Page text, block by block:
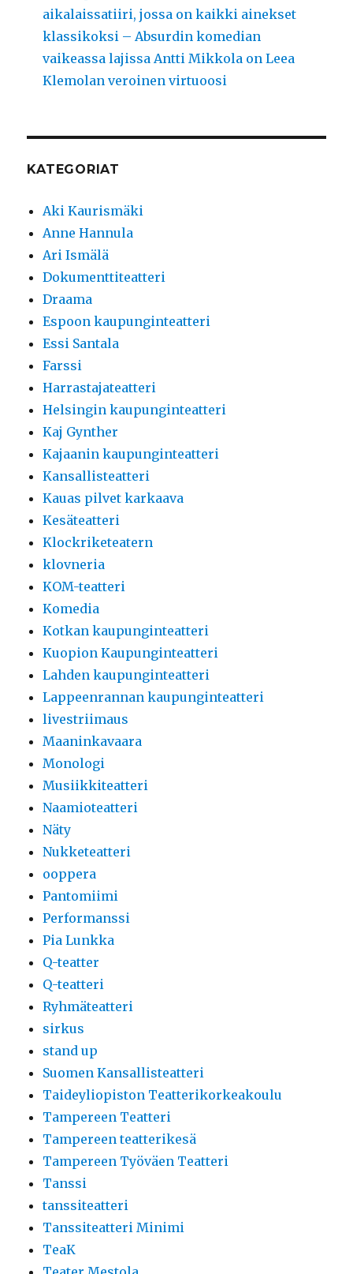
aikalaissatiiri, jossa on kaikki ainekset
klassikoksi – Absurdin komedian
vaikeassa lajissa Antti Mikkola on Leea
Klemolan veroinen virtuoosi
KATEGORIAT
Aki Kaurismäki
Anne Hannula
Ari Ismälä
Dokumenttiteatteri
Draama
Espoon kaupunginteatteri
Essi Santala
Farssi
Harrastajateatteri
Helsingin kaupunginteatteri
Kaj Gynther
Kajaanin kaupunginteatteri
Kansallisteatteri
Kauas pilvet karkaava
Kesäteatteri
Klockriketeatern
klovneria
KOM-teatteri
Komedia
Kotkan kaupunginteatteri
Kuopion Kaupunginteatteri
Lahden kaupunginteatteri
Lappeenrannan kaupunginteatteri
livestriimaus
Maaninkavaara
Monologi
Musiikkiteatteri
Naamioteatteri
Näty
Nukketeatteri
ooppera
Pantomiimi
Performanssi
Pia Lunkka
Q-teatter
Q-teatteri
Ryhmäteatteri
sirkus
stand up
Suomen Kansallisteatteri
Taideyliopiston Teatterikorkeakoulu
Tampereen Teatteri
Tampereen teatterikesä
Tampereen Työväen Teatteri
Tanssi
tanssiteatteri
Tanssiteatteri Minimi
TeaK